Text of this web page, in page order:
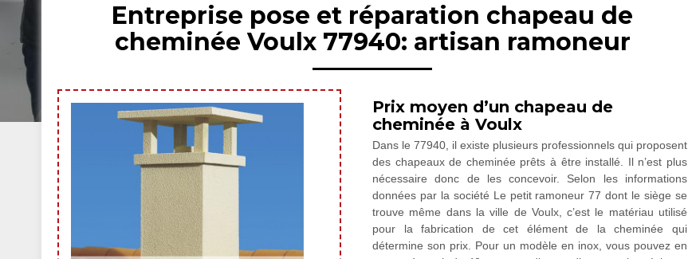
Entreprise pose et réparation chapeau de
cheminée Voulx 77940: artisan ramoneur
Prix moyen d’un chapeau de
cheminée à Voulx
Dans le 77940, il existe plusieurs professionnels qui proposent
des chapeaux de cheminée prêts à être installé. Il n’est plus
nécessaire donc de les concevoir. Selon les informations
données par la société Le petit ramoneur 77 dont le siège se
trouve même dans la ville de Voulx, c’est le matériau utilisé
pour la fabrication de cet élément de la cheminée qui
détermine son prix. Pour un modèle en inox, vous pouvez en